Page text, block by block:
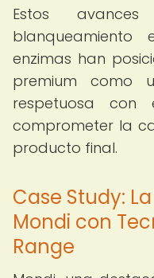
Estos
enzimas han
premium como
respetuosa con
comprometer la
producto final.
Case Study:
Mondi con
Range